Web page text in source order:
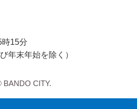
15分
年末年始を除く）
BANDO CITY.